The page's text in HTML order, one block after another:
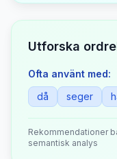
Utforska
Ofta använt med:
då
seger
Rekommendationer
semantisk analys